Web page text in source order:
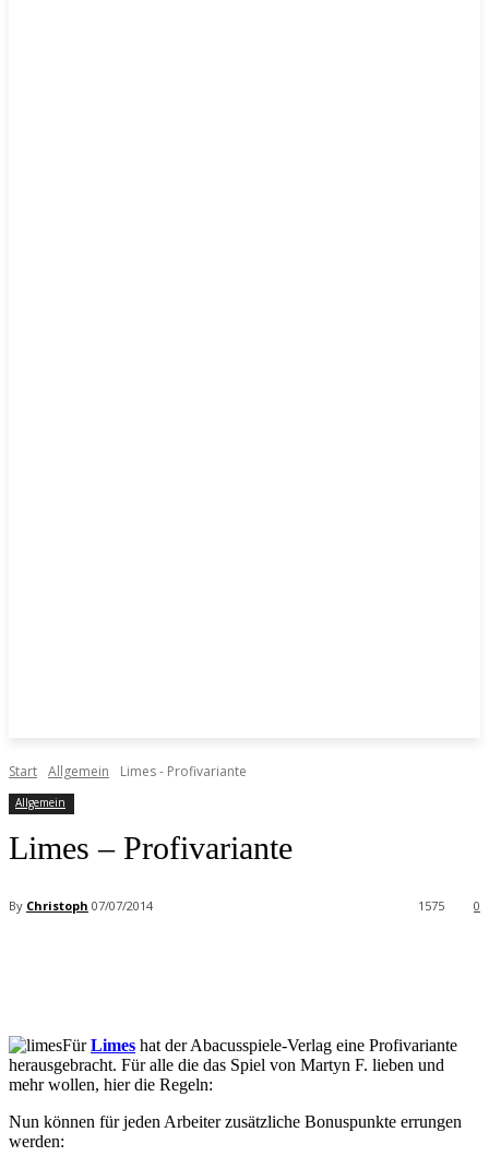
Start Allgemein Limes - Profivariante
Allgemein
Limes – Profivariante
By Christoph 07/07/2014 0
1575
FürLimes hat der Abacusspiele-Verlag eine Profivariante
herausgebracht. Für alle die das Spiel von Martyn F. lieben und
mehr wollen, hier die Regeln:
Nun können für jeden Arbeiter zusätzliche Bonuspunkte errungen
werden: